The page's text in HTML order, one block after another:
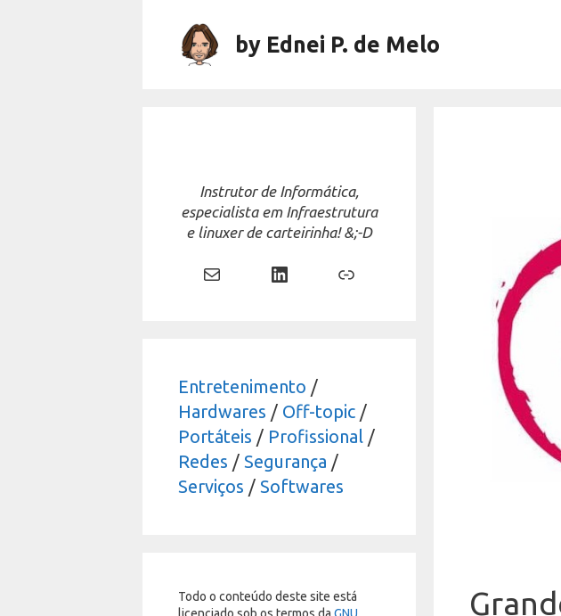
by Ednei P. de Melo
Instrutor de Informática,
especialista em Infraestrutura
e linuxer de carteirinha! &;-D
Mail LinkedIn Link
Entretenimento /
Hardwares / Off-topic /
Portáteis / Profissional /
Redes / Segurança /
Serviços / Softwares
Todo o conteúdo deste site está
licenciado sob os termos da GNU